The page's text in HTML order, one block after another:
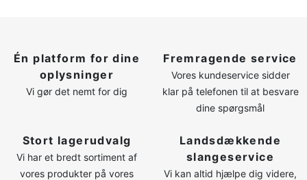
Én platform for dine
oplysninger
Vi gør det nemt for dig
Fremragende service
Vores kundeservice sidder
klar på telefonen til at besvare
dine spørgsmål
Stort lagerudvalg
Vi har et bredt sortiment af
vores produkter på vores
Landsdækkende
slangeservice
Vi kan altid hjælpe dig videre,